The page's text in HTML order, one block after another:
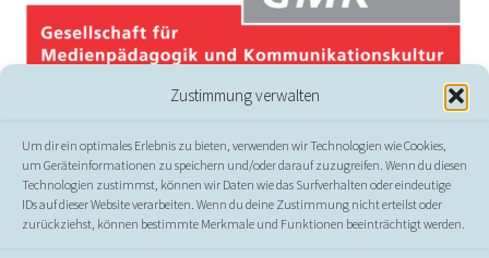
Zustimmung verwalten
Um dir ein optimales Erlebnis zu bieten, verwenden wir Technologien wie Cookies,
um Geräteinformationen zu speichern und/oder darauf zuzugreifen. Wenn du diesen
Technologien zustimmst, können wir Daten wie das Surfverhalten oder eindeutige
IDs auf dieser Website verarbeiten. Wenn du deine Zustimmung nicht erteilst oder
zurückziehst, können bestimmte Merkmale und Funktionen beeinträchtigt werden.